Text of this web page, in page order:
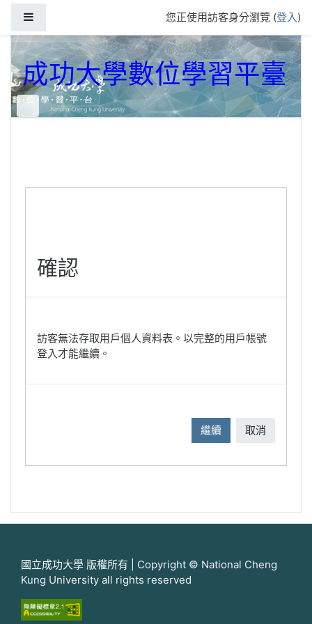
您正使用訪客身分瀏覽 (登入)
成功大學數位學習平臺
確認
訪客無法存取用戶個人資料表。以完整的用戶帳號
登入才能繼續。
繼續 取消
國立成功大學 版權所有 | Copyright © National Cheng
Kung University all rights reserved